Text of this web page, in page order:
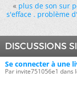
« plus de son sur
s'efface . problème
DISCUSSIONS
Se connecter à une
Par invite751056e1 dans